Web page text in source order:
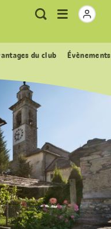
Métanavigation
RechercheOuvrir
du club